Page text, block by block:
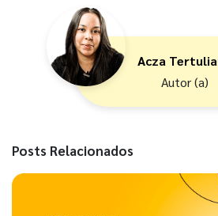
Acza
Autor (a)
Posts Relacionados